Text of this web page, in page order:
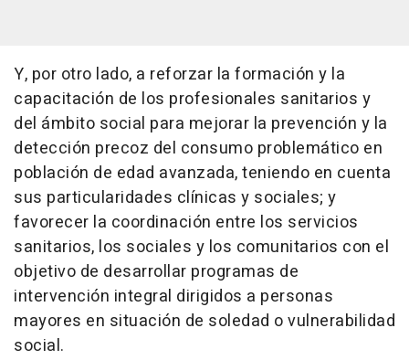
Y, por otro lado, a reforzar la formación y la
capacitación de los profesionales sanitarios y
del ámbito social para mejorar la prevención y la
detección precoz del consumo problemático en
población de edad avanzada, teniendo en cuenta
sus particularidades clínicas y sociales; y
favorecer la coordinación entre los servicios
sanitarios, los sociales y los comunitarios con el
objetivo de desarrollar programas de
intervención integral dirigidos a personas
mayores en situación de soledad o vulnerabilidad
social.